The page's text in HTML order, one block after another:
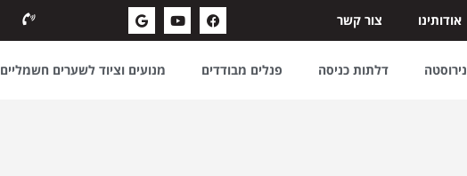
אודותינו צור קשר
נירוסטה דלתות כניסה פנלים מבודדים מנועים וציוד לשערים חשמליים